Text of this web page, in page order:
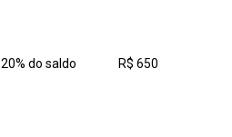
20% do saldo R$ 650